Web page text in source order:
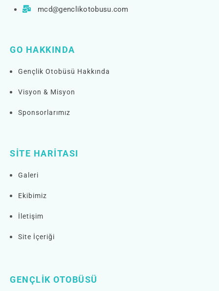
mcd@genclikotobusu.com
GO HAKKINDA
Gençlik Otobüsü Hakkında
Visyon & Misyon
Sponsorlarımız
SITE HARITASI
Galeri
Ekibimiz
İletişim
Site İçeriği
GENÇLIK OTOBÜSÜ